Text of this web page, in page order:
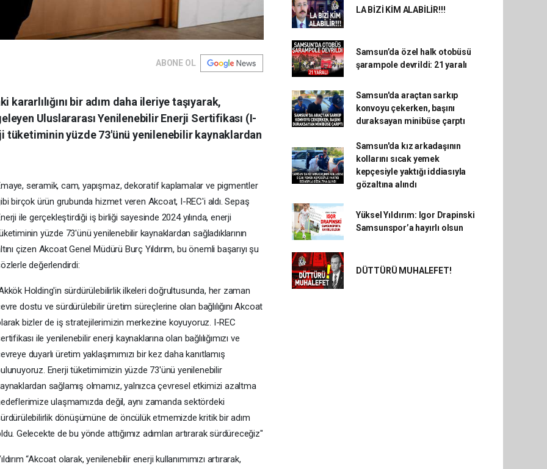
ABONE OL
bir adım daha ileriye taşıyarak,
Uluslararası Yenilenebilir Enerji Sertifikası (I-
tüketiminin yüzde 73'ünü yenilenebilir kaynaklardan
seramik, cam, yapışmaz, dekoratif kaplamalar ve pigmentler
birçok ürün grubunda hizmet veren Akcoat, I-REC'i aldı. Sepaş
ile gerçekleştirdiği iş birliği sayesinde 2024 yılında, enerji
yüzde 73'ünü yenilenebilir kaynaklardan sağladıklarının
çizen Akcoat Genel Müdürü Burç Yıldırım, bu önemli başarıyı şu
değerlendirdi:
Holding'in sürdürülebilirlik ilkeleri doğrultusunda, her zaman
dostu ve sürdürülebilir üretim süreçlerine olan bağlılığını Akcoat
bizler de iş stratejilerimizin merkezine koyuyoruz. I-REC
ile yenilenebilir enerji kaynaklarına olan bağlılığımızı ve
duyarlı üretim yaklaşımımızı bir kez daha kanıtlamış
Enerji tüketimimizin yüzde 73'ünü yenilenebilir
sağlamış olmamız, yalnızca çevresel etkimizi azaltma
ulaşmamızda değil, aynı zamanda sektördeki
dönüşümüne de öncülük etmemizde kritik bir adım
Gelecekte de bu yönde attığımız adımları artırarak sürdüreceğiz"
“Akcoat olarak, yenilenebilir enerji kullanımımızı artırarak,
LA BİZİ KİM ALABİLİR!!!
Samsun’da özel halk otobüsü
şarampole devrildi: 21 yaralı
Samsun'da araçtan sarkıp
konvoyu çekerken, başını
duraksayan minibüse çarptı
Samsun'da kız arkadaşının
kollarını sıcak yemek
kepçesiyle yaktığı iddiasıyla
gözaltına alındı
Yüksel Yıldırım: Igor Drapinski
Samsunspor’a hayırlı olsun
DÜTTÜRÜ MUHALEFET!